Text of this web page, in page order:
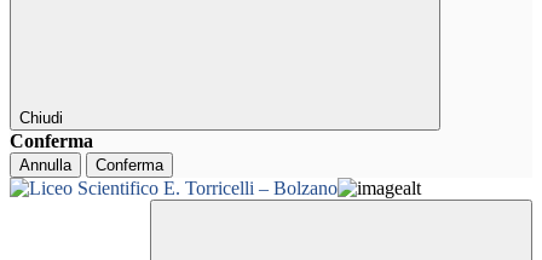
Chiudi
Conferma
Annulla Conferma